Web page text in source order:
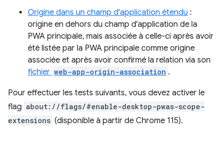
Origine dans un champ d'application étendu :
origine en dehors du champ d'application de la
PWA principale, mais associée à celle-ci après avoir
été listée par la PWA principale comme origine
associée et après avoir confirmé la relation via son
fichier web-app-origin-association .
Pour effectuer les tests suivants, vous devez activer le
flag about://flags/#enable-desktop-pwas-scope-
extensions (disponible à partir de Chrome 115).